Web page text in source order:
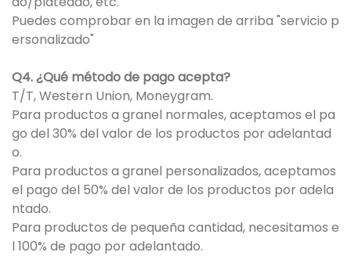
Puedes comprobar en la imagen de arriba "servicio p
ersonalizado"
Q4. ¿Qué método de pago acepta?
T/T, Western Union, Moneygram.
Para productos a granel normales, aceptamos el pa
go del 30% del valor de los productos por adelantad
o.
Para productos a granel personalizados, aceptamos
el pago del 50% del valor de los productos por adela
ntado.
Para productos de pequeña cantidad, necesitamos e
l 100% de pago por adelantado.